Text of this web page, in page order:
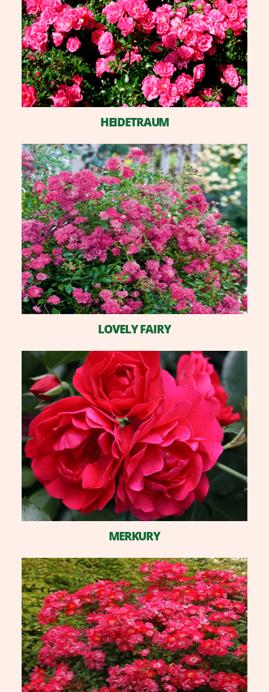
HEIDETRAUM
LOVELY FAIRY
MERKURY